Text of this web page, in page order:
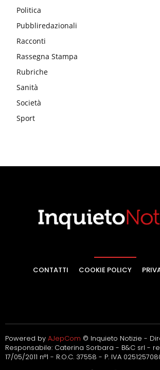
Politica
Pubbliredazionali
Racconti
Rassegna Stampa
Rubriche
Sanità
Società
Sport
CONTATTI COOKIE POLICY
Powered by AJepCom © Inquieto Notizie -
Responsabile: Caterina Sorbara - B&C srl -
17/05/2011 n°1 - R.O.C. 37558 - P. IVA